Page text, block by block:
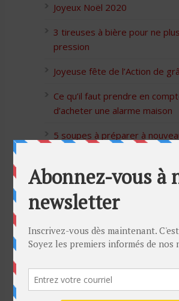
Joyeux Noël 2020
3 tireuses à bière pour ne
pression
Joyeuse fête de l’Action de
Ce qu’il faut prendre en
d’acheter une alarme maison
5 soupes à préparer à
5 idées cadeaux Moulinex
pour l’Action de Grâce
son mari
Listes des Sites de Rencontre